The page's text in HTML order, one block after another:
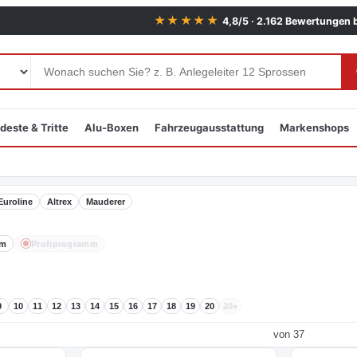
★★★★★ 4,8/5 · 2.162 Bewertungen
& Tritte Alu-Boxen Fahrzeugausstattung Markenshops
Altrex Mauderer
Profiprogramm
10 11 12 13 14 15 16 17 18 19 20 20+
von 37